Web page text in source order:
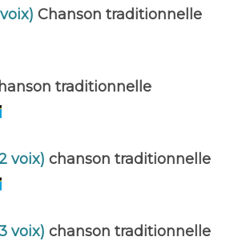
Chanson traditionnelle
traditionnelle
voix) chanson traditionnelle
voix) chanson traditionnelle